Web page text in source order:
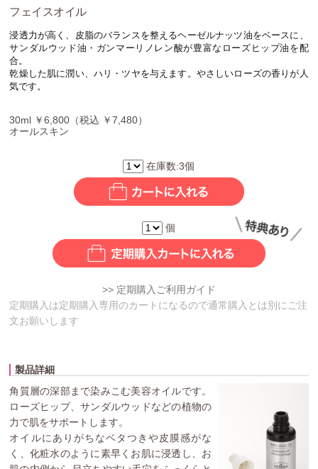
フェイスオイル
浸透力が高く、皮脂のバランスを整えるヘーゼルナッツ油をベースに、
サンダルウッド油・ガンマーリノレン酸が豊富なローズヒップ油を配
合。
乾燥した肌に潤い、ハリ・ツヤを与えます。やさしいローズの香りが人
気です。
30ml ￥6,800（税込 ￥7,480）
オールスキン
在庫数:3個
個
>> 定期購入ご利用ガイド
定期購入は定期購入専用のカートになるので通常購入とは別にご注
文お願いします
製品詳細
角質層の深部まで染みこむ美容オイルです。
ローズヒップ、サンダルウッドなどの植物の
力で肌をサポートします。
オイルにありがちなベタつきや皮膜感がな
く、化粧水のように素早くお肌に浸透し、お